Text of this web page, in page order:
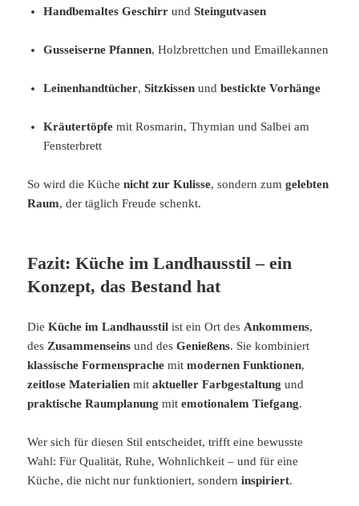
Handbemaltes Geschirr undSteingutvasen
Gusseiserne Pfannen, Holzbrettchen und Emaillekannen
Leinenhandtücher,Sitzkissen undbestickte Vorhänge
Kräutertöpfe mit Rosmarin, Thymian und Salbei am
Fensterbrett
So wird die Küchenicht zur Kulisse, sondern zumgelebten
Raum, der täglich Freude schenkt.
Fazit: Küche im Landhausstil – ein
Konzept, das Bestand hat
DieKüche im Landhausstil ist ein Ort des Ankommens,
des Zusammenseins und desGenießens. Sie kombiniert
klassische Formensprache mitmodernen Funktionen,
zeitlose Materialien mitaktueller Farbgestaltung und
praktische Raumplanung mitemotionalem Tiefgang.
Wer sich für diesen Stil entscheidet, trifft eine bewusste
Wahl: Für Qualität, Ruhe, Wohnlichkeit – und für eine
Küche, die nicht nur funktioniert, sonderninspiriert.